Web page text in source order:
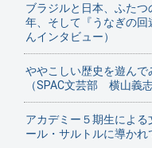
ブラジルと日本、ふた
年、そして『うなぎの回
んインタビュー）
ややこしい歴史を遊ん
（SPAC文芸部 横山義志
アカデミー５期生によ
ール・サルトルに導かれ